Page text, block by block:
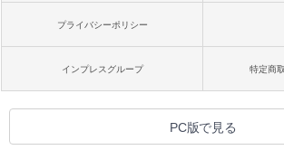
プライバシーポリシー
インプレスグループ 特定商
PC版で見る